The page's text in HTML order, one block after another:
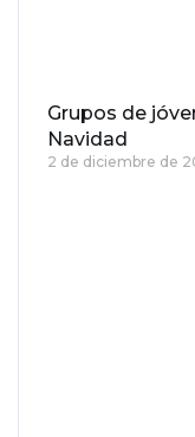
Grupos de
Navidad
2 de diciembre de